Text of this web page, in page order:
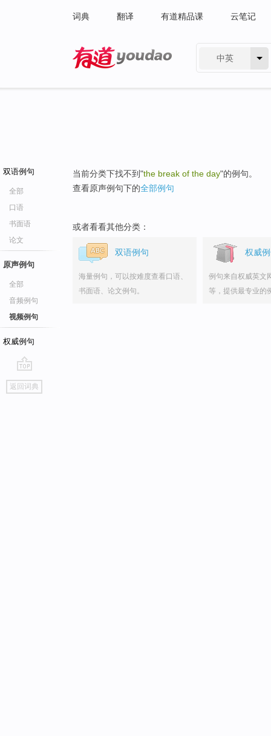
词典 翻译 有道精品课 云笔记
中英
双语例句
全部
口语
书面语
论文
原声例句
全部
音频例句
视频例句
权威例句
go
top
返回词典
当前分类下找不到"the break of the day"的例句。
查看原声例句下的全部例句
或者看看其他分类：
双语例句
海量例句，可以按难度查看口语、
书面语、论文例句。
权威
例句来自权威英文
等，提供最专业的